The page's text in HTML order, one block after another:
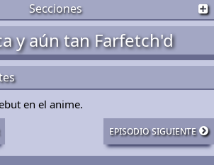
Secciones
y aún tan Farfetch'd
en el anime.
episodio siguiente